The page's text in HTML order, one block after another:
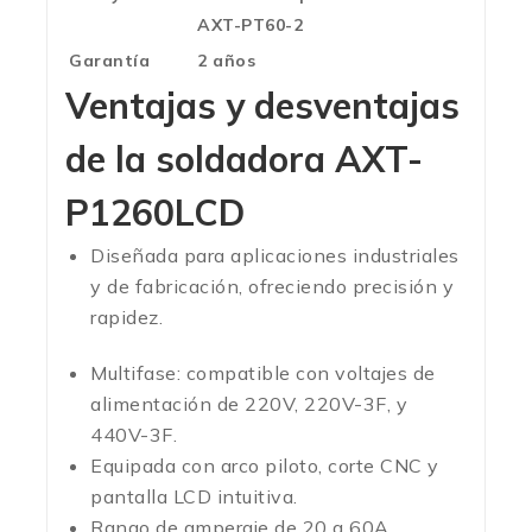
AXT-PT60-2
Garantía
2 años
Ventajas y desventajas
de la soldadora AXT-
P1260LCD
Diseñada para aplicaciones industriales
y de fabricación, ofreciendo precisión y
rapidez.
Multifase: compatible con voltajes de
alimentación de 220V, 220V-3F, y
440V-3F.
Equipada con arco piloto, corte CNC y
pantalla LCD intuitiva.
Rango de amperaje de 20 a 60A.